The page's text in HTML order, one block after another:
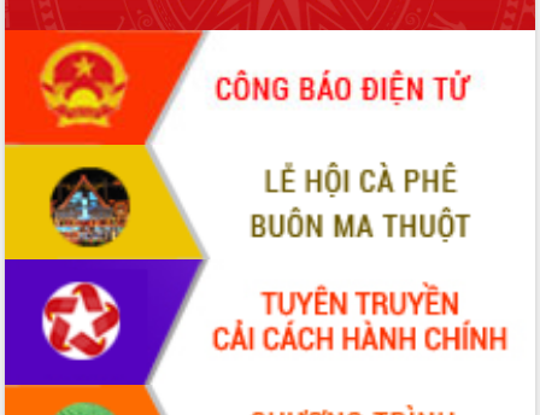
món ăn từ sầu riêng
Đắk Lắk công bố Quy hoạch và xúc
tiến đầu tư tỉnh
Ngành cá ngừ Đắk Lắk chủ động thích
ứng để giữ vững thị trường xuất khẩu
Diễn đàn Kinh tế tư nhân Việt Nam đột
phá cơ chế - Hợp tác công tư
Đề án 06 tạo bước ngoặt đột phá trong
cải cách hành chính tỉnh Đắk Lắk
Kết nối tour, đẩy mạnh chuyển đổi số
để phát triển du lịch Đắk Lắk
Khởi động Dự án Đầu tư xây dựng hạ
tầng kỹ thuật Cụm công nghiệp Tân
Gặp mặt các cơ quan báo chí nhân Kỷ
niệm 101 năm Ngày Báo chí Cách